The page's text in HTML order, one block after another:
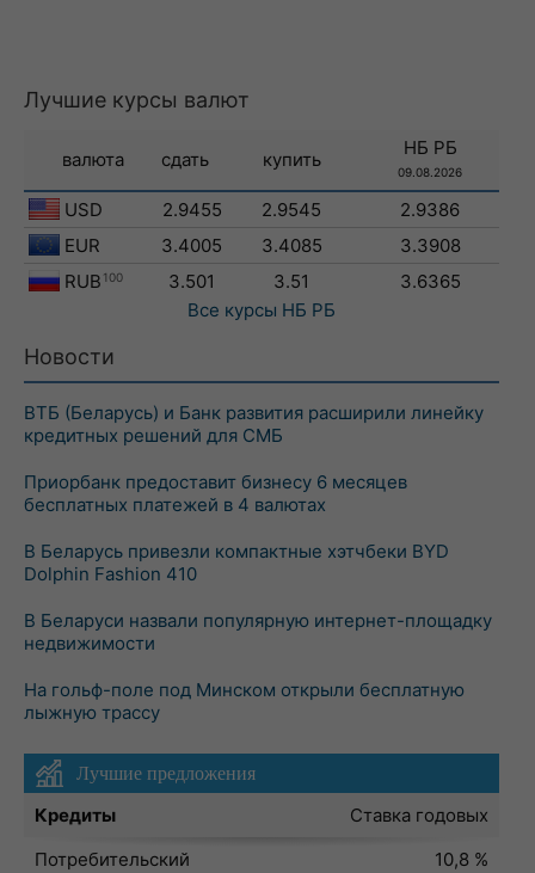
Лучшие курсы валют
валюта сдать купить
НБ РБ
09.08.2026
USD 2.9455 2.9545
2.9386
EUR
3.4005 3.4085
3.3908
RUB 100 3.501 3.51
3.6365
Все курсы НБ РБ
Новости
ВТБ (Беларусь) и Банк развития расширили линейку
кредитных решений для СМБ
Приорбанк предоставит бизнесу 6 месяцев
бесплатных платежей в 4 валютах
В Беларусь привезли компактные хэтчбеки BYD
Dolphin Fashion 410
В Беларуси назвали популярную интернет-площадку
недвижимости
На гольф-поле под Минском открыли бесплатную
лыжную трассу
Лучшие предложения
Кредиты
Ставка годовых
Потребительский
10,8 %